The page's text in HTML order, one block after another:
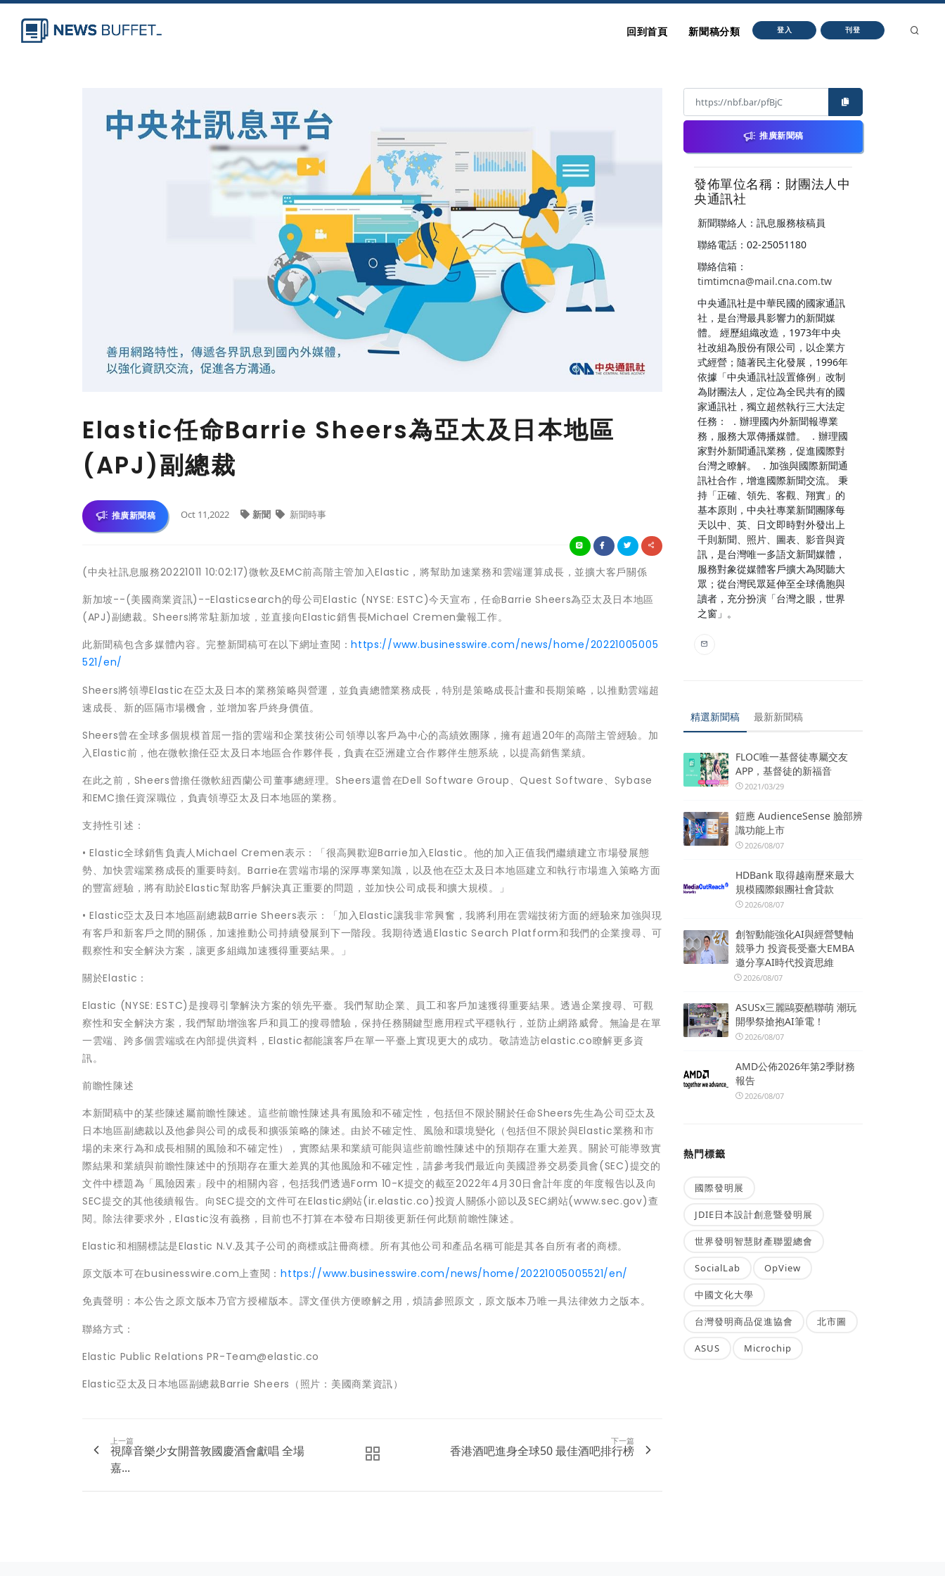
回到首頁 新聞稿分類 登入 刊登
Elastic任命Barrie Sheers為亞太及日本地區
(APJ)副總裁
推廣新聞稿 Oct 11,2022 新聞 新聞時事
(中央社訊息服務20221011 10:02:17)微軟及EMC前高階主管加入Elastic，將幫助加速業務和雲端運算成長，並擴大客戶關係
新加坡--(美國商業資訊)--Elasticsearch的母公司Elastic (NYSE: ESTC)今天宣布，任命Barrie Sheers為亞太及日本地區
(APJ)副總裁。Sheers將常駐新加坡，並直接向Elastic銷售長Michael Cremen彙報工作。
此新聞稿包含多媒體內容。完整新聞稿可在以下網址查閱：https://www.businesswire.com/news/home/20221005005
521/en/
Sheers將領導Elastic在亞太及日本的業務策略與營運，並負責總體業務成長，特別是策略成長計畫和長期策略，以推動雲端超
速成長、新的區隔市場機會，並增加客戶終身價值。
Sheers曾在全球多個規模首屈一指的雲端和企業技術公司領導以客戶為中心的高績效團隊，擁有超過20年的高階主管經驗。加
入Elastic前，他在微軟擔任亞太及日本地區合作夥伴長，負責在亞洲建立合作夥伴生態系統，以提高銷售業績。
在此之前，Sheers曾擔任微軟紐西蘭公司董事總經理。Sheers還曾在Dell Software Group、Quest Software、Sybase
和EMC擔任資深職位，負責領導亞太及日本地區的業務。
支持性引述：
• Elastic全球銷售負責人Michael Cremen表示：「很高興歡迎Barrie加入Elastic。他的加入正值我們繼續建立市場發展態
勢、加快雲端業務成長的重要時刻。Barrie在雲端市場的深厚專業知識，以及他在亞太及日本地區建立和執行市場進入策略方面
的豐富經驗，將有助於Elastic幫助客戶解決真正重要的問題，並加快公司成長和擴大規模。」
• Elastic亞太及日本地區副總裁Barrie Sheers表示：「加入Elastic讓我非常興奮，我將利用在雲端技術方面的經驗來加強與現
有客戶和新客戶之間的關係，加速推動公司持續發展到下一階段。我期待透過Elastic Search Platform和我們的企業搜尋、可
觀察性和安全解決方案，讓更多組織加速獲得重要結果。」
關於Elastic：
Elastic (NYSE: ESTC)是搜尋引擎解決方案的領先平臺。我們幫助企業、員工和客戶加速獲得重要結果。透過企業搜尋、可觀
察性和安全解決方案，我們幫助增強客戶和員工的搜尋體驗，保持任務關鍵型應用程式平穩執行，並防止網路威脅。無論是在單
一雲端、跨多個雲端或在內部提供資料，Elastic都能讓客戶在單一平臺上實現更大的成功。敬請造訪elastic.co瞭解更多資
訊。
前瞻性陳述
本新聞稿中的某些陳述屬前瞻性陳述。這些前瞻性陳述具有風險和不確定性，包括但不限於關於任命Sheers先生為公司亞太及
日本地區副總裁以及他參與公司的成長和擴張策略的陳述。由於不確定性、風險和環境變化（包括但不限於與Elastic業務和市
場的未來行為和成長相關的風險和不確定性），實際結果和業績可能與這些前瞻性陳述中的預期存在重大差異。關於可能導致實
際結果和業績與前瞻性陳述中的預期存在重大差異的其他風險和不確定性，請參考我們最近向美國證券交易委員會(SEC)提交的
文件中標題為「風險因素」段中的相關內容，包括我們透過Form 10-K提交的截至2022年4月30日會計年度的年度報告以及向
SEC提交的其他後續報告。向SEC提交的文件可在Elastic網站(ir.elastic.co)投資人關係小節以及SEC網站(www.sec.gov)查
閱。除法律要求外，Elastic沒有義務，目前也不打算在本發布日期後更新任何此類前瞻性陳述。
Elastic和相關標誌是Elastic N.V.及其子公司的商標或註冊商標。所有其他公司和產品名稱可能是其各自所有者的商標。
原文版本可在businesswire.com上查閱：https://www.businesswire.com/news/home/20221005005521/en/
免責聲明：本公告之原文版本乃官方授權版本。譯文僅供方便瞭解之用，煩請參照原文，原文版本乃唯一具法律效力之版本。
聯絡方式：
Elastic Public Relations PR-Team@elastic.co
Elastic亞太及日本地區副總裁Barrie Sheers（照片：美國商業資訊）
上一篇
視障音樂少女開普敦國慶酒會獻唱 全場
嘉...
下一篇
香港酒吧進身全球50 最佳酒吧排行榜
推廣新聞稿
發佈單位名稱：財團法人中
央通訊社
新聞聯絡人：訊息服務核稿員
聯絡電話：02-25051180
聯絡信箱：
timtimcna@mail.cna.com.tw
中央通訊社是中華民國的國家通訊
社，是台灣最具影響力的新聞媒
體。 經歷組織改造，1973年中央
社改組為股份有限公司，以企業方
式經營；隨著民主化發展，1996年
依據「中央通訊社設置條例」改制
為財團法人，定位為全民共有的國
家通訊社，獨立超然執行三大法定
任務： ．辦理國內外新聞報導業
務，服務大眾傳播媒體。 ．辦理國
家對外新聞通訊業務，促進國際對
台灣之瞭解。 ．加強與國際新聞通
訊社合作，增進國際新聞交流。 秉
持「正確、領先、客觀、翔實」的
基本原則，中央社專業新聞團隊每
天以中、英、日文即時對外發出上
千則新聞、照片、圖表、影音與資
訊，是台灣唯一多語文新聞媒體，
服務對象從媒體客戶擴大為閱聽大
眾；從台灣民眾延伸至全球僑胞與
讀者，充分扮演「台灣之眼，世界
之窗」。
精選新聞稿 最新新聞稿
FLOC唯一基督徒專屬交友
APP，基督徒的新福音
2021/03/29
鎧應 AudienceSense 臉部辨
識功能上市
2026/08/07
HDBank 取得越南歷來最大
規模國際銀團社會貸款
2026/08/07
創智動能強化AI與經營雙軸
競爭力 投資長受臺大EMBA
邀分享AI時代投資思維
2026/08/07
ASUSx三麗鷗耍酷聯萌 潮玩
開學祭搶抱AI筆電！
2026/08/07
AMD公佈2026年第2季財務
報告
2026/08/07
熱門標籤
國際發明展
JDIE日本設計創意暨發明展
世界發明智慧財產聯盟總會
SocialLab OpView
中國文化大學
台灣發明商品促進協會 北市圖
ASUS Microchip